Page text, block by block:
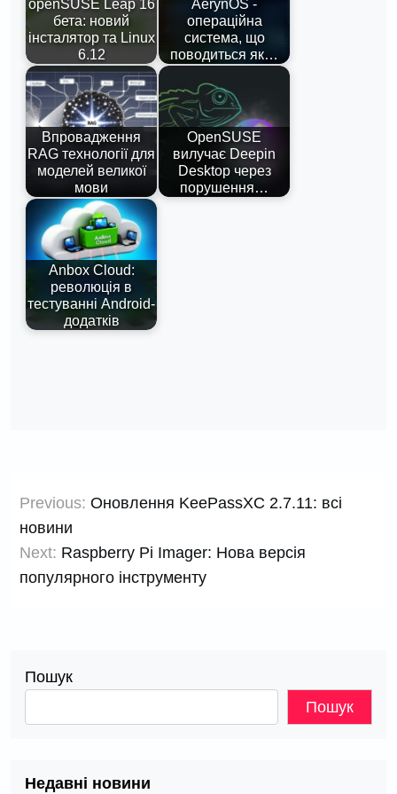
openSUSE Leap 16
бета: новий
інсталятор та Linux
6.12
AerynOS -
операційна
система, що
поводиться як…
Впровадження
RAG технології для
моделей великої
мови
OpenSUSE
вилучає Deepin
Desktop через
порушення…
Anbox Cloud:
революція в
тестуванні Android-
додатків
записів
Previous: Оновлення KeePassXC 2.7.11: всі
новини
Next: Raspberry Pi Imager: Нова версія
популярного інструменту
Пошук
Пошук
Недавні новини